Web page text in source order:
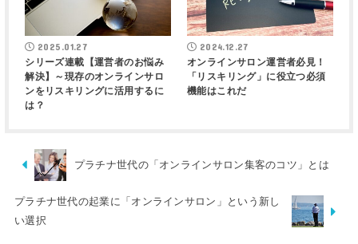
2025.01.27
シリーズ連載【運営者のお悩み
解決】～現存のオンラインサロ
ンをリスキリングに活用するに
は？
2024.12.27
オンラインサロン運営者必見！
「リスキリング」に役立つ必須
機能はこれだ
プラチナ世代の「オンラインサロン集客のコツ」とは
プラチナ世代の起業に「オンラインサロン」という新し
い選択